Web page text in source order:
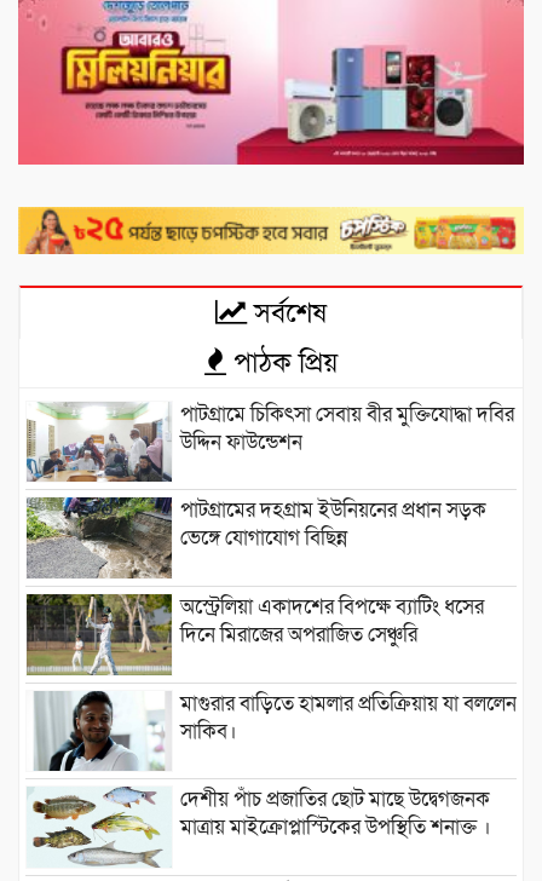
সর্বশেষ
পাঠক প্রিয়
পাটগ্রামে চিকিৎসা সেবায় বীর মুক্তিযোদ্ধা দবির
উদ্দিন ফাউন্ডেশন
পাটগ্রামের দহগ্রাম ইউনিয়নের প্রধান সড়ক
ভেঙ্গে যোগাযোগ বিছিন্ন
অস্ট্রেলিয়া একাদশের বিপক্ষে ব্যাটিং ধসের
দিনে মিরাজের অপরাজিত সেঞ্চুরি
মাগুরার বাড়িতে হামলার প্রতিক্রিয়ায় যা বললেন
সাকিব।
দেশীয় পাঁচ প্রজাতির ছোট মাছে উদ্বেগজনক
মাত্রায় মাইক্রোপ্লাস্টিকের উপস্থিতি শনাক্ত ।